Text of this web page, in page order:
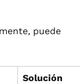
puede
Solución